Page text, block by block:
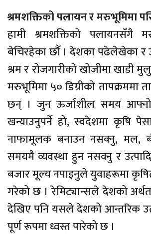
श्रमशक्तिको पलायन र मरुभूमिमा
हामी श्रमशक्तिको पलायनसँगै
बेचिरहेका छौँ । देशका पढेलेखेका र
श्रम र रोजगारीको खोजीमा खाडी
मरुभूमिमा ५० डिग्रीको तापक्रममा
छन् । जुन ऊर्जाशील समय आफ्नो
खन्याउनुपर्ने हो, स्वदेशमा कृषि
नाफामूलक बनाउन नसक्नु, मल,
समयमै व्यवस्था हुन नसक्नु र
बजार मूल्य नपाइनुले युवाहरूमा
गरेको छ । रेमिट्यान्सले देशको
देखिए पनि यसले देशको आन्तरिक
पूर्ण रूपमा ध्वस्त पारेको छ ।